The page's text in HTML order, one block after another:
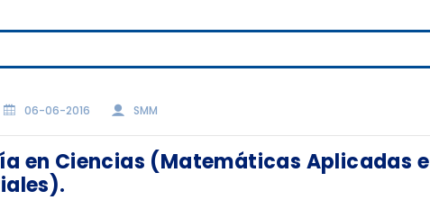
06-06-2016 SMM
en Ciencias (Matemáticas Aplicadas e